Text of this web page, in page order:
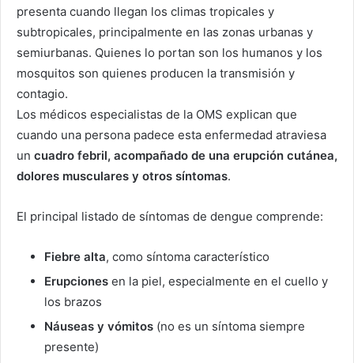
presenta cuando llegan los climas tropicales y
subtropicales, principalmente en las zonas urbanas y
semiurbanas. Quienes lo portan son los humanos y los
mosquitos son quienes producen la transmisión y
contagio.
Los médicos especialistas de la OMS explican que
cuando una persona padece esta enfermedad atraviesa
un cuadro febril, acompañado de una erupción cutánea,
dolores musculares y otros síntomas.
El principal listado de síntomas de dengue comprende:
Fiebre alta, como síntoma característico
Erupciones en la piel, especialmente en el cuello y
los brazos
Náuseas y vómitos (no es un síntoma siempre
presente)